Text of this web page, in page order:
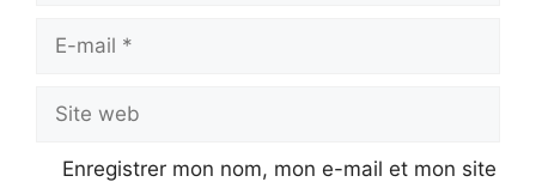
mail
web
Enregistrer mon nom, mon e-mail et mon site